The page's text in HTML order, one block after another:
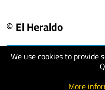
We use cookies to provide
More
© El Heraldo
visit